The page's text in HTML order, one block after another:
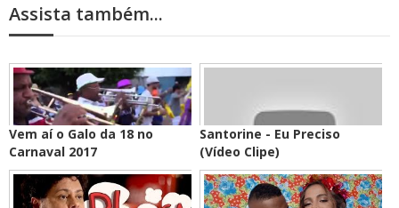
Assista também...
Vem aí o Galo da 18 no
Carnaval 2017
Santorine - Eu Preciso
(Vídeo Clipe)